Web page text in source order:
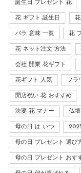
誕生日 プレゼント 花
花 ギフト 誕生日
バラ 意味 一覧 花
花 ネット注文 方法
会社 開業 花ギフト
花ギフト 人気 フラ
開店祝い 花 おすすめ
法要 花 マナー 仏
母の日 は いつ
母の日 プレゼント 選び
母の日 プレゼント おす